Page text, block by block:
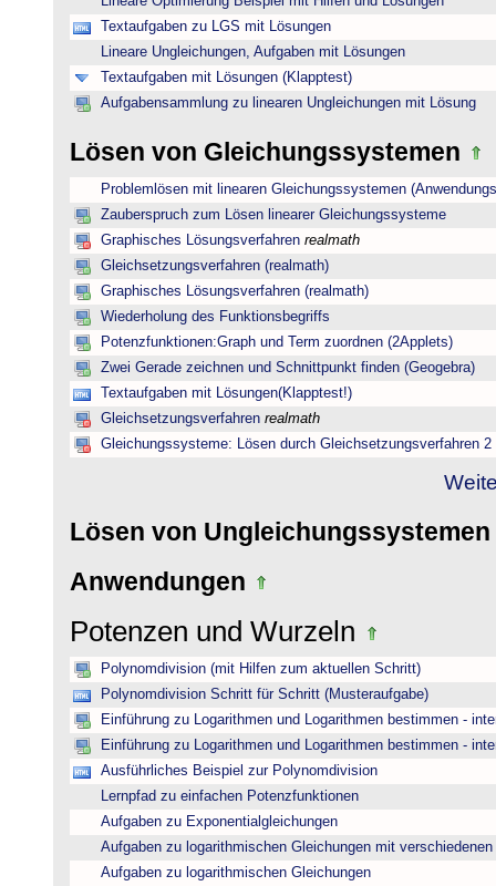
Textaufgaben zu LGS mit Lösungen
Lineare Ungleichungen, Aufgaben mit Lösungen
Textaufgaben mit Lösungen (Klapptest)
Aufgabensammlung zu linearen Ungleichungen mit Lösung
Lösen von Gleichungssystemen
Problemlösen mit linearen Gleichungssystemen
Zauberspruch zum Lösen linearer Gleichungssysteme
Graphisches Lösungsverfahren realmath
Gleichsetzungsverfahren (realmath)
Graphisches Lösungsverfahren (realmath)
Wiederholung des Funktionsbegriffs
Potenzfunktionen:Graph und Term zuordnen (2Applets)
Zwei Gerade zeichnen und Schnittpunkt finden (Geogebra)
Textaufgaben mit Lösungen(Klapptest!)
Gleichsetzungsverfahren realmath
Gleichungssysteme: Lösen durch Gleichsetzungsverfahren 2
Lösen von Ungleichungssystemen
Anwendungen
Potenzen und Wurzeln
Polynomdivision (mit Hilfen zum aktuellen Schritt)
Polynomdivision Schritt für Schritt (Musteraufgabe)
Einführung zu Logarithmen und Logarithmen bestimmen -
Einführung zu Logarithmen und Logarithmen bestimmen -
Ausführliches Beispiel zur Polynomdivision
Lernpfad zu einfachen Potenzfunktionen
Aufgaben zu Exponentialgleichungen
Aufgaben zu logarithmischen Gleichungen mit verschiedenen
Aufgaben zu logarithmischen Gleichungen